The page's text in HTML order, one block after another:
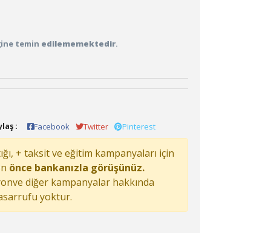
temin edilememektedir.
: Facebook Twitter Pinterest
+ taksit ve eğitim kampanyaları için
önce bankanızla görüşünüz.
diğer kampanyalar hakkında
yoktur.